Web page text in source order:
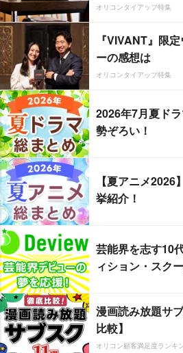
オリコンタイアップ特集
『VIVANT』限
ーの感想は
オリコンタイアップ特集
2026年7月夏ド
勢ぞろい！
【夏アニメ
挙紹介！
芸能界を志す10
ィション・スク
漫画読み放題サ
比較】
オリコン顧客満足度ランキ